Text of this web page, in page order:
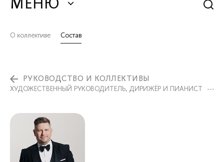
МЕНЮ
О коллективе Состав
РУКОВОДСТВО И КОЛЛЕКТИВЫ
ХУДОЖЕСТВЕННЫЙ РУКОВОДИТЕЛЬ, ДИРИЖЁР И ПИАНИСТ